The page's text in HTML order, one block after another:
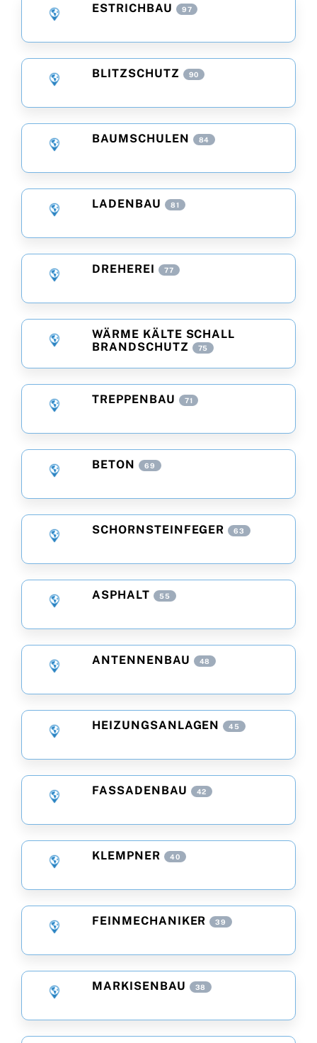
ESTRICHBAU 97
BLITZSCHUTZ 90
BAUMSCHULEN 84
LADENBAU 81
DREHEREI 77
WÄRME KÄLTE SCHALL
BRANDSCHUTZ
75
TREPPENBAU 71
BETON 69
SCHORNSTEINFEGER 63
ASPHALT 55
ANTENNENBAU 48
HEIZUNGSANLAGEN 45
FASSADENBAU 42
KLEMPNER 40
FEINMECHANIKER 39
MARKISENBAU 38